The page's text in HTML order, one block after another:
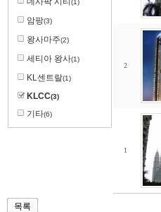
(1)
암팡(3)
왕사마주(2)
세티아 왕사(1)
KL센트랄(1)
KLCC(3)
기타(6)
2
1
목록